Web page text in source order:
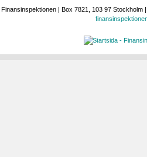
Finansinspektionen | Box 7821, 103 97 Stockholm